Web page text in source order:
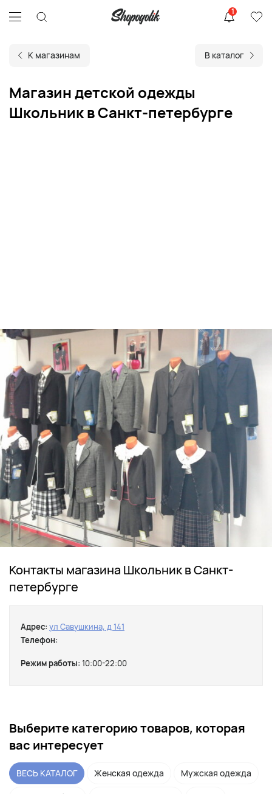
1
К магазинам В каталог
Магазин детской одежды
Школьник в Санкт-петербурге
Контакты магазина Школьник в Санкт-
петербурге
Адрес: ул Савушкина, д 141
Телефон:
Режим работы: 10:00-22:00
Выберите категорию товаров, которая
вас интересует
ВЕСЬ КАТАЛОГ Женская одежда Мужская одежда